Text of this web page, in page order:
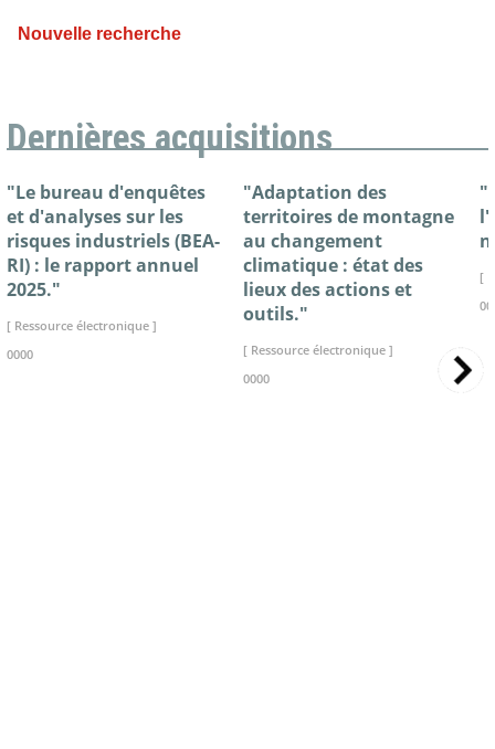
Nouvelle recherche
Dernières acquisitions
"Le bureau d'enquêtes
et d'analyses sur les
risques industriels (BEA-
RI) : le rapport annuel
2025."
[ Ressource électronique ]
0000
"Adaptation des
territoires de montagne
au changement
climatique : état des
lieux des actions et
outils."
[ Ressource électronique ]
0000
[